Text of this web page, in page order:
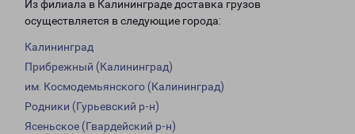
Из филиала в Калининграде доставка грузов
осуществляется в следующие города:
Калининград
Прибрежный (Калининград)
им. Космодемьянского (Калининград)
Родники (Гурьевский р-н)
Ясеньское (Гвардейский р-н)